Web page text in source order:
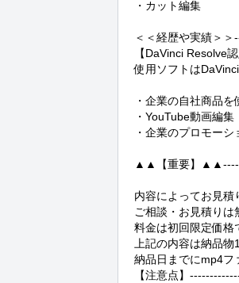
・カット編集
＜＜経歴や実績＞
【DaVinci Resolve
使用ソフトはDaVinci
・企業の自社商品
・YouTube動画編集
・企業のプロモー
▲▲【重要】
内容によってお見積
ご相談・お見積りは
料金は初回限定価格
上記の内容は納品物
納品日までにmp4フ
【注意点】